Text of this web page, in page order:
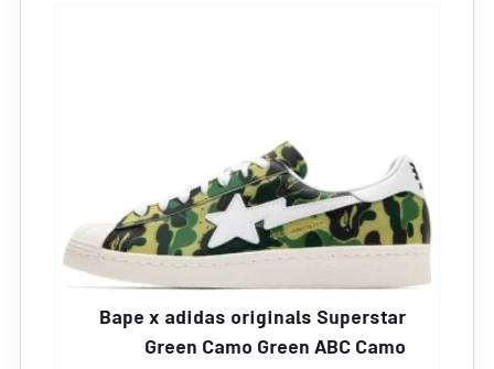
Bape x adidas originals Superstar
Green Camo Green ABC Camo